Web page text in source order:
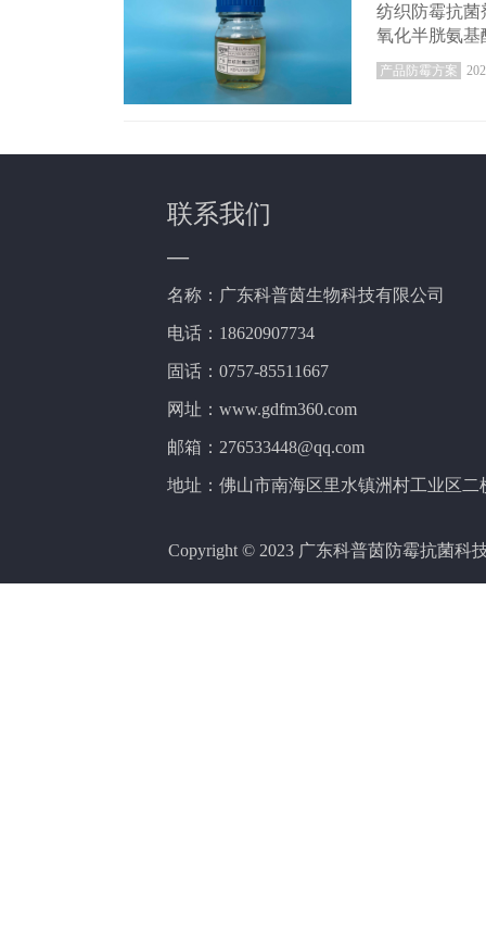
纺织防霉抗菌
氧化半胱氨基
产品防霉方案
Copyright © 2023 广东科普茵防霉抗菌科
联系我们
—
名称：广东科普茵生物科技有限公司
电话：18620907734
固话：0757-85511667
网址：www.gdfm360.com
邮箱：276533448@qq.com
地址：佛山市南海区里水镇洲村工业区二